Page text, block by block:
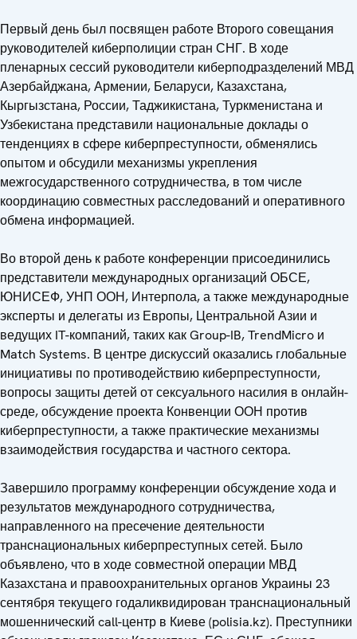
Первый день был посвящен работе Второго совещания
руководителей киберполиции стран СНГ. В ходе
пленарных сессий руководители киберподразделений МВД
Азербайджана, Армении, Беларуси, Казахстана,
Кыргызстана, России, Таджикистана, Туркменистана и
Узбекистана представили национальные доклады о
тенденциях в сфере киберпреступности, обменялись
опытом и обсудили механизмы укрепления
межгосударственного сотрудничества, в том числе
координацию совместных расследований и оперативного
обмена информацией.
Во второй день к работе конференции присоединились
представители международных организаций ОБСЕ,
ЮНИСЕФ, УНП ООН, Интерпола, а также международные
эксперты и делегаты из Европы, Центральной Азии и
ведущих IT-компаний, таких как Group-IB, TrendMicro и
Match Systems. В центре дискуссий оказались глобальные
инициативы по противодействию киберпреступности,
вопросы защиты детей от сексуального насилия в онлайн-
среде, обсуждение проекта Конвенции ООН против
киберпреступности, а также практические механизмы
взаимодействия государства и частного сектора.
Завершило программу конференции обсуждение хода и
результатов международного сотрудничества,
направленного на пресечение деятельности
транснациональных киберпреступных сетей. Было
объявлено, что в ходе совместной операции МВД
Казахстана и правоохранительных органов Украины 23
сентября текущего годаликвидирован транснациональный
мошеннический call-центр в Киеве (polisia.kz). Преступники